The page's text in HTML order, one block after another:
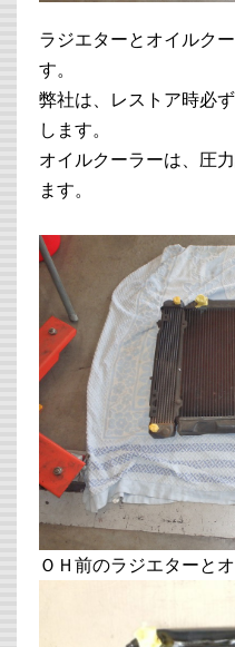
ラジエターとオイルク
す。
弊社は、レストア時必
します。
オイルクーラーは、圧
ます。
ＯＨ前のラジエターと